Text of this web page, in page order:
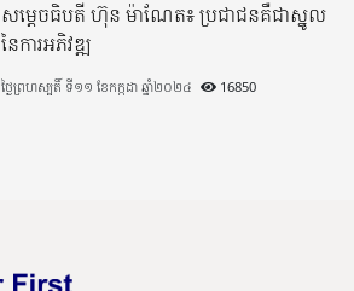
សម្តេចធិបតី ហ៊ុន ម៉ាណែត៖ ប្រជាជនគឺជាស្នូល
នៃការអភិវឌ្ឍ
ថ្ងៃព្រហស្បតិ៍ ទី១១ ខែកក្កដា ឆ្នាំ២០២៤ 16850